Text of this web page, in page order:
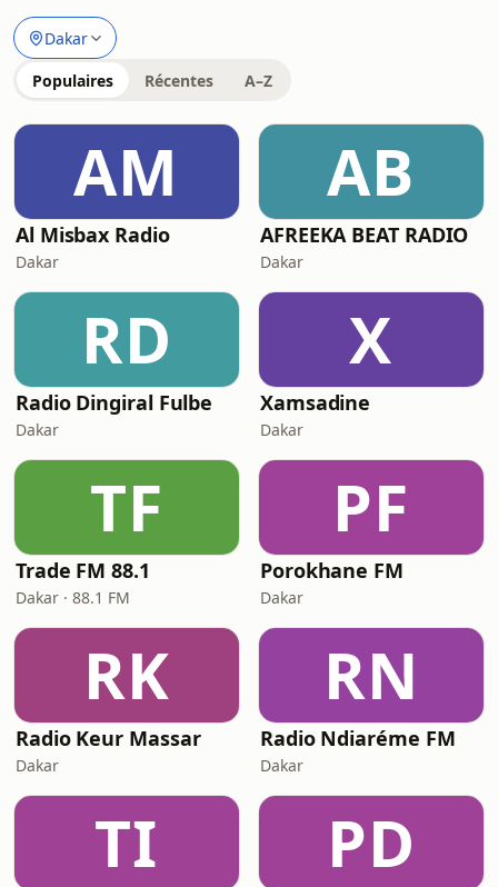
Dakar
Populaires Récentes A–Z
AM
Al Misbax Radio
Dakar
AB
AFREEKA BEAT RADIO
Dakar
RD
Radio Dingiral Fulbe
Dakar
X
Xamsadine
Dakar
TF
Trade FM 88.1
Dakar · 88.1 FM
PF
Porokhane FM
Dakar
RK
Radio Keur Massar
Dakar
RN
Radio Ndiaréme FM
Dakar
TI PD